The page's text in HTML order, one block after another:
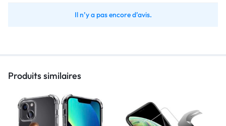
Il n’y a pas encore d’avis.
Produits similaires